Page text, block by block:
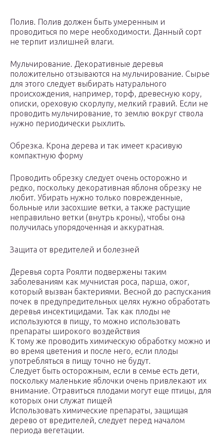
Полив. Полив должен быть умеренным и
проводиться по мере необходимости. Данный сорт
не терпит излишней влаги.
Мульчирование. Декоративные деревья
положительно отзываются на мульчирование. Сырье
для этого следует выбирать натурального
происхождения, например, торф, древесную кору,
описки, ореховую скорлупу, мелкий гравий. Если не
проводить мульчирование, то землю вокруг ствола
нужно периодически рыхлить.
Обрезка. Крона дерева и так имеет красивую
компактную форму
Проводить обрезку следует очень осторожно и
редко, поскольку декоративная яблоня обрезку не
любит. Убирать нужно только поврежденные,
больные или засохшие ветки, а также растущие
неправильно ветки (внутрь кроны), чтобы она
получилась упорядоченная и аккуратная.
Защита от вредителей и болезней
Деревья сорта Роялти подвержены таким
заболеваниям как мучнистая роса, парша, ожог,
который вызван бактериями. Весной до распускания
почек в предупредительных целях нужно обработать
деревья инсектицидами. Так как плоды не
используются в пищу, то можно использовать
препараты широкого воздействия
К тому же проводить химическую обработку можно и
во время цветения и после него, если плоды
употребляться в пищу точно не будут.
Следует быть осторожным, если в семье есть дети,
поскольку маленькие яблочки очень привлекают их
внимание. Отравиться плодами могут еще птицы, для
которых они служат пищей
Использовать химические препараты, защищая
дерево от вредителей, следует перед началом
периода вегетации.